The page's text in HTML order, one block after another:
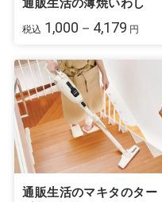
通販生活の薄焼いわし
税込 1,000－4,179 円
通販生活のマキタのター